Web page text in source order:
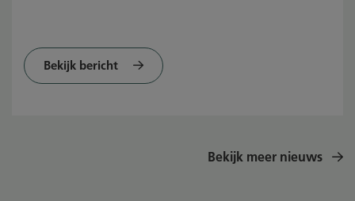
Bekijk bericht
Bekijk meer nieuws